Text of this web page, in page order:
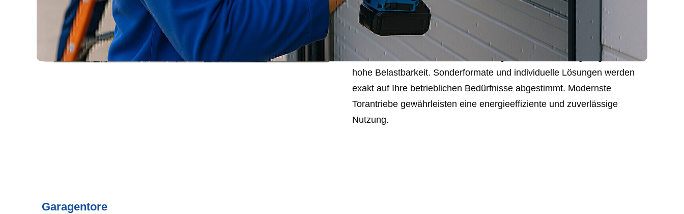
Unsere Industrietore erfüllen sämtliche aktuellen Sicherheitsnormen
und sind UVV-geprüft. Durch den Einsatz von hochwertigen Materialien
wie Stahl- oder Aluminiumsektionen garantieren wir Langlebigkeit und
hohe Belastbarkeit. Sonderformate und individuelle Lösungen werden
exakt auf Ihre betrieblichen Bedürfnisse abgestimmt. Modernste
Torantriebe gewährleisten eine energieeffiziente und zuverlässige
Nutzung.
Garagentore